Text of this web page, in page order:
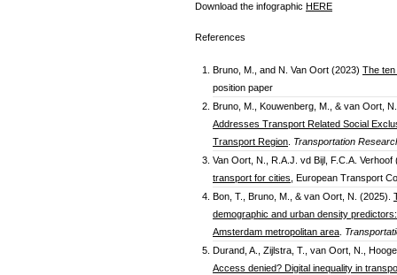
Download the infographic HERE
References
Bruno, M., and N. Van Oort (2023) The
position paper
Bruno, M., Kouwenberg, M., & van Oort,
Addresses Transport Related Social
Transport Region Transportation
Van Oort, N., R.A.J. vd Bijl, F.C.A.
transport for cities , European Transport
Bon, T., Bruno, M., & van Oort, N. (2025).
demographic and urban density
Amsterdam metropolitan area
Durand, A., Zijlstra, T., van Oort, N.,
Access denied? Digital inequality in